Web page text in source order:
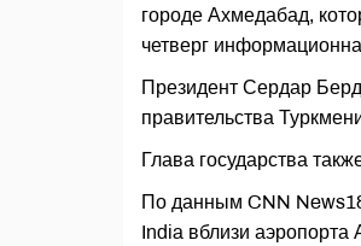
городе Ахмедабад,
четверг
Президент Сердар
правительства
Глава государства
По данным CNN
India вблизи аэропорта